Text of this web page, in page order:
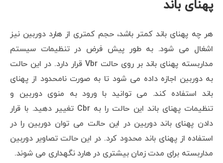
پهنای باند
هر چه پهنای باند کمتر باشد، حجم کمتری از هارد دوربین نیز
اشغال می شود. به طور پیش فرض در تنظیمات سیستم
مداربسته پهنای باند بر روی حالت Vbr قرار دارد. در این حالت
به دوربین اجازه داده می شود تا به صورت نامحدود از پهنای
باند استفاده کند. می توانید با ورود به منوی دوربین و
تنظیمات پهنای باند این حالت را به Cbr تغییر دهید. با قرار
دادن پهنای باند دوربین در این حالت می توان دوربین را در
استفاده از پهنای باند محدود کرد. در این حالت تصاویر دوربین
مداربسته برای مدت زمان بیشتری در هارد نگهداری می شوند.